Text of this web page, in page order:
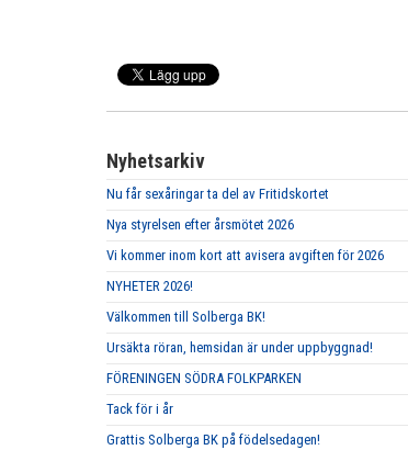
Nyhetsarkiv
Nu får sexåringar ta del av Fritidskortet
Nya styrelsen efter årsmötet 2026
Vi kommer inom kort att avisera avgiften för 2026
NYHETER 2026!
Välkommen till Solberga BK!
Ursäkta röran, hemsidan är under uppbyggnad!
FÖRENINGEN SÖDRA FOLKPARKEN
Tack för i år
Grattis Solberga BK på födelsedagen!